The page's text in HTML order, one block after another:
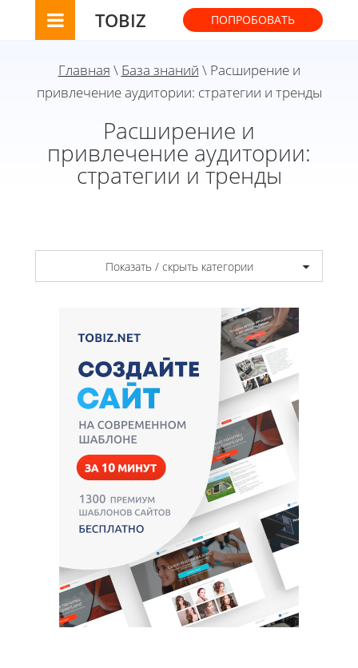
TOBIZ ПОПРОБОВАТЬ
Главная \ База знаний \ Расширение и
привлечение аудитории: стратегии и тренды
Расширение и
привлечение аудитории:
стратегии и тренды
Показать / скрыть категории